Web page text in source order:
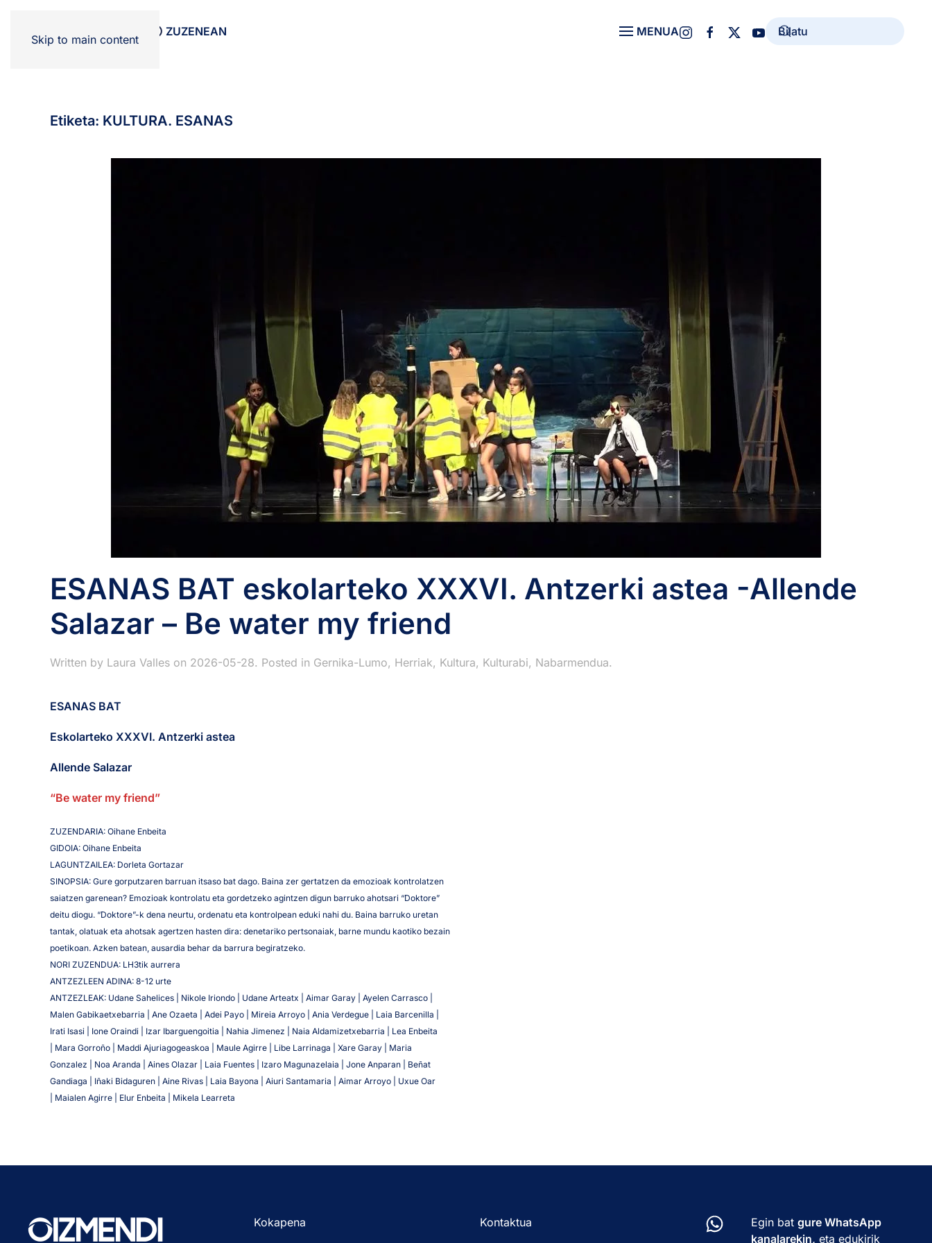
Skip to main content
ZUZENEAN MENUA
Etiketa: KULTURA. ESANAS
ESANAS BAT eskolarteko XXXVI. Antzerki astea -Allende
Salazar – Be water my friend
Written by Laura Valles on 2026-05-28. Posted in Gernika-Lumo, Herriak, Kultura, Kulturabi, Nabarmendua.
ESANAS BAT
Eskolarteko XXXVI. Antzerki astea
Allende Salazar
“Be water my friend”
ZUZENDARIA: Oihane Enbeita
GIDOIA: Oihane Enbeita
LAGUNTZAILEA: Dorleta Gortazar
SINOPSIA: Gure gorputzaren barruan itsaso bat dago. Baina zer gertatzen da emozioak kontrolatzen
saiatzen garenean? Emozioak kontrolatu eta gordetzeko agintzen digun barruko ahotsari “Doktore”
deitu diogu. “Doktore”-k dena neurtu, ordenatu eta kontrolpean eduki nahi du. Baina barruko uretan
tantak, olatuak eta ahotsak agertzen hasten dira: denetariko pertsonaiak, barne mundu kaotiko bezain
poetikoan. Azken batean, ausardia behar da barrura begiratzeko.
NORI ZUZENDUA: LH3tik aurrera
ANTZEZLEEN ADINA: 8-12 urte
ANTZEZLEAK: Udane Sahelices | Nikole Iriondo | Udane Arteatx | Aimar Garay | Ayelen Carrasco |
Malen Gabikaetxebarria | Ane Ozaeta | Adei Payo | Mireia Arroyo | Ania Verdegue | Laia Barcenilla |
Irati Isasi | Ione Oraindi | Izar Ibarguengoitia | Nahia Jimenez | Naia Aldamizetxebarria | Lea Enbeita
| Mara Gorroño | Maddi Ajuriagogeaskoa | Maule Agirre | Libe Larrinaga | Xare Garay | Maria
Gonzalez | Noa Aranda | Aines Olazar | Laia Fuentes | Izaro Magunazelaia | Jone Anparan | Beñat
Gandiaga | Iñaki Bidaguren | Aine Rivas | Laia Bayona | Aiuri Santamaria | Aimar Arroyo | Uxue Oar
| Maialen Agirre | Elur Enbeita | Mikela Learreta
Kokapena Kontaktua Egin batgure WhatsApp
kanalarekin, eta edukirik